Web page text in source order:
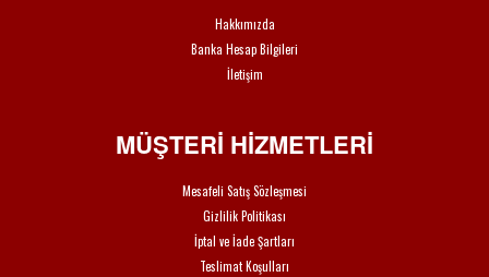
Hakkımızda
Banka Hesap Bilgileri
İletişim
MÜŞTERİ HİZMETLERİ
Mesafeli Satış Sözleşmesi
Gizlilik Politikası
İptal ve İade Şartları
Teslimat Koşulları